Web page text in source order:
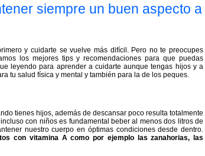
siempre un buen aspecto
y cuidarte se vuelve más difícil. Pero no te preocupes
los mejores tips y recomendaciones para que puedas
leyendo para aprender a cuidarte aunque tengas hijos y a
tu salud física y mental y también para la de los peques.
tienes hijos, además de descansar poco resulta totalmente
con niños es fundamental beber al menos dos litros de
nuestro cuerpo en óptimas condiciones desde dentro.
con vitamina A como por ejemplo las zanahorias, las